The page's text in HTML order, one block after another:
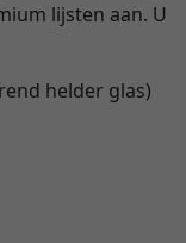
lijsten aan. U
helder glas)